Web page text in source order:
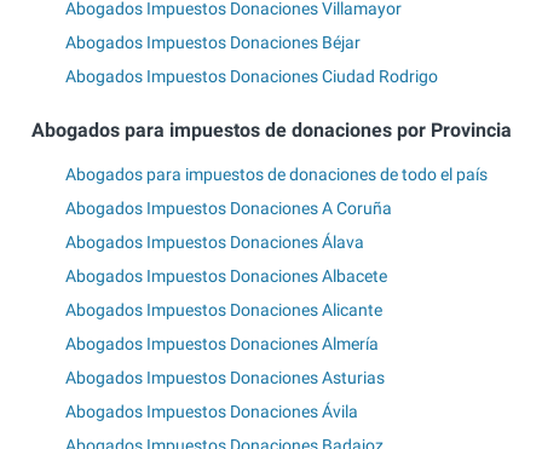
Abogados Impuestos Donaciones Villamayor
Abogados Impuestos Donaciones Béjar
Abogados Impuestos Donaciones Ciudad Rodrigo
Abogados para impuestos de donaciones por Provincia
Abogados para impuestos de donaciones de todo el país
Abogados Impuestos Donaciones A Coruña
Abogados Impuestos Donaciones Álava
Abogados Impuestos Donaciones Albacete
Abogados Impuestos Donaciones Alicante
Abogados Impuestos Donaciones Almería
Abogados Impuestos Donaciones Asturias
Abogados Impuestos Donaciones Ávila